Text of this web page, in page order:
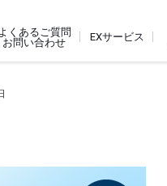
よくあるご質問
お問い合わせ
EXサービス